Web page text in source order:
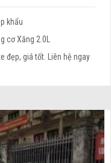
khẩu
cơ Xăng 2.0L
đẹp, giá tốt. Liên hệ ngay